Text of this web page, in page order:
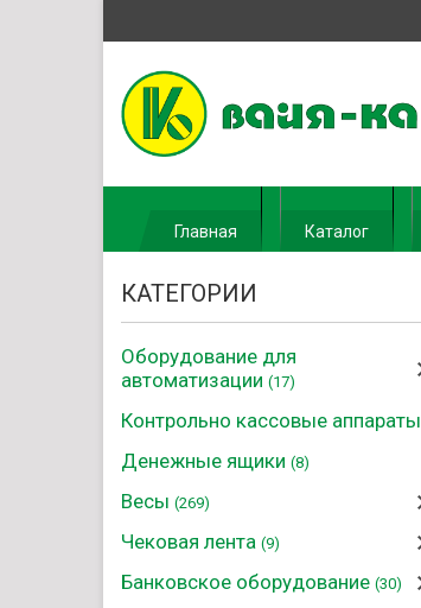
Главная Каталог
КАТЕГОРИИ
Оборудование для
автоматизации (17)
Контрольно кассовые аппараты
Денежные ящики (8)
Весы (269)
Чековая лента (9)
Банковское оборудование (30)